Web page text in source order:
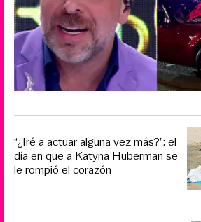
“¿Iré a actuar alguna vez más?”: el
día en que a Katyna Huberman se
le rompió el corazón